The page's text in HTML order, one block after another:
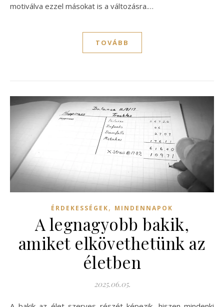
motiválva ezzel másokat is a változásra.…
TOVÁBB
ÉRDEKESSÉGEK, MINDENNAPOK
A legnagyobb bakik,
amiket elkövethetünk az
életben
2025.06.05.